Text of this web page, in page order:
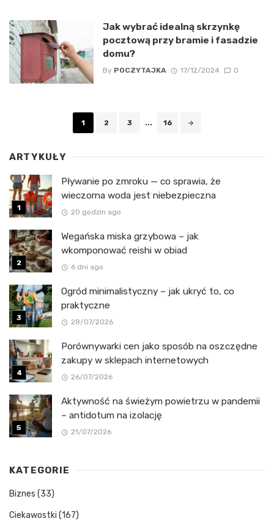
Jak wybrać idealną skrzynkę
pocztową przy bramie i fasadzie
domu?
By POCZYTAJKA 17/12/2024 0
1 2 3 ... 16
ARTYKUŁY
Pływanie po zmroku — co sprawia, że
wieczorna woda jest niebezpieczna
20 godzin ago
Wegańska miska grzybowa – jak
wkomponować reishi w obiad
6 dni ago
Ogród minimalistyczny – jak ukryć to, co
praktyczne
28/07/2026
Porównywarki cen jako sposób na oszczędne
zakupy w sklepach internetowych
26/07/2026
Aktywność na świeżym powietrzu w pandemii
– antidotum na izolację
21/07/2026
KATEGORIE
Biznes (33)
Ciekawostki (167)